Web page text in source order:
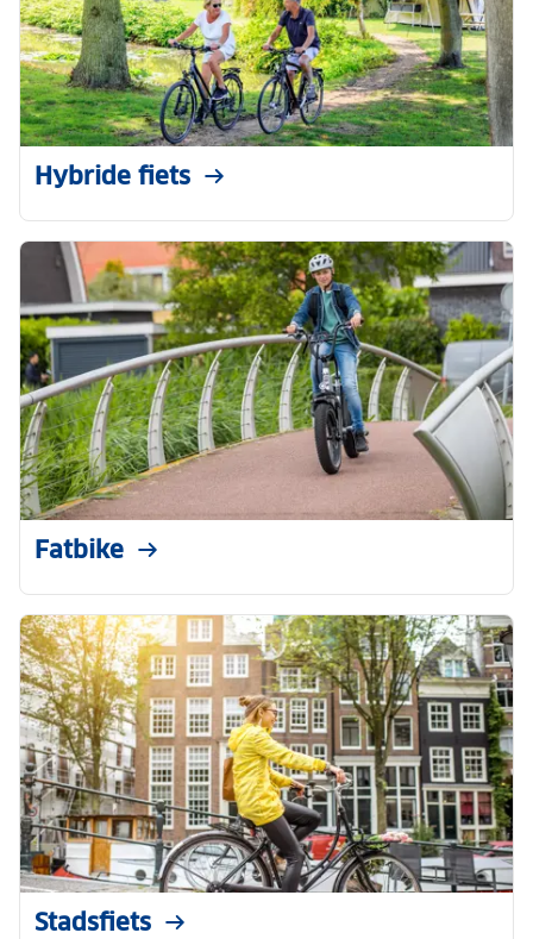
Hybride fiets
Fatbike
Stadsfiets